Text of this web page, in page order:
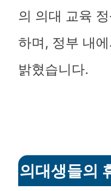
의 의대 교육
하며, 정부 내
밝혔습니다.
의대생들의